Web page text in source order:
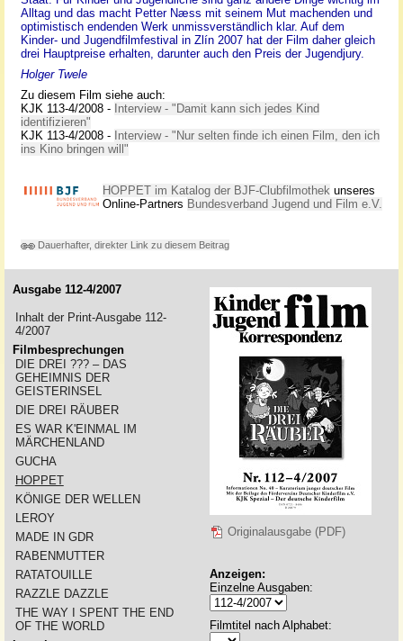
Alltag und das macht Petter Næss mit seinem Mut machenden und
optimistisch endenden Werk unmissverständlich klar. Auf dem
Kinder- und Jugendfilmfestival in Zlín 2007 hat der Film daher gleich
drei Hauptpreise erhalten, darunter auch den Preis der Jugendjury.
Holger Twele
Zu diesem Film siehe auch:
KJK 113-4/2008 - Interview - "Damit kann sich jedes Kind
identifizieren"
KJK 113-4/2008 - Interview - "Nur selten finde ich einen Film, den ich
ins Kino bringen will"
HOPPET im Katalog der BJF-Clubfilmothek unseres
Online-Partners Bundesverband Jugend und Film e.V.
Dauerhafter, direkter Link zu diesem Beitrag
Ausgabe 112-4/2007
Inhalt der Print-Ausgabe 112-
4/2007
Filmbesprechungen
DIE DREI ??? – DAS
GEHEIMNIS DER
GEISTERINSEL
DIE DREI RÄUBER
ES WAR K'EINMAL IM
MÄRCHENLAND
GUCHA
HOPPET
KÖNIGE DER WELLEN
LEROY
MADE IN GDR
RABENMUTTER
RATATOUILLE
RAZZLE DAZZLE
THE WAY I SPENT THE END
OF THE WORLD
Originalausgabe (PDF)
Anzeigen:
Einzelne Ausgaben:
Filmtitel nach Alphabet: